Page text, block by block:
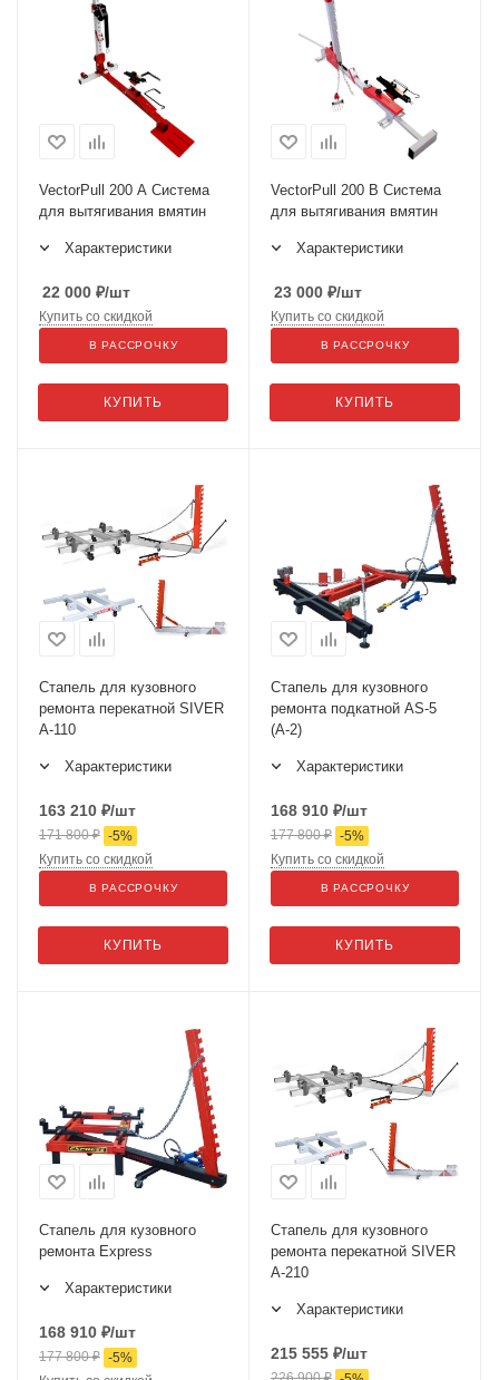
VectorPull 200 A Система
для вытягивания вмятин
Характеристики
22 000 ₽/шт
КУПИТЬ
Купить со скидкой
В РАССРОЧКУ
VectorPull 200 B Система
для вытягивания вмятин
Характеристики
23 000 ₽/шт
КУПИТЬ
Купить со скидкой
В РАССРОЧКУ
Стапель для кузовного
ремонта перекатной SIVER
A-110
Характеристики
163 210 ₽/шт
171 800₽ -5%
КУПИТЬ
Купить со скидкой
В РАССРОЧКУ
Стапель для кузовного
ремонта подкатной AS-5
(А-2)
Характеристики
168 910 ₽/шт
177 800₽ -5%
КУПИТЬ
Купить со скидкой
В РАССРОЧКУ
Стапель для кузовного
ремонта Express
Характеристики
168 910 ₽/шт
177 800₽ -5%
Стапель для кузовного
ремонта перекатной SIVER
A-210
Характеристики
215 555 ₽/шт